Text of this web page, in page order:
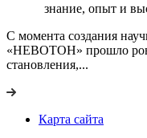
знание, опыт и
С момента создания
«НЕВОТОН» прошло
становления,...
Карта сайта